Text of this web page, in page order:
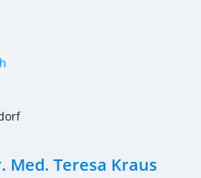
Teresa Kraus